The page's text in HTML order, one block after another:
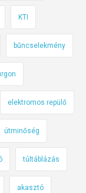
KTI
bűncselekmény
elektromos repülő
útminőség
túltáblázás
akasztó